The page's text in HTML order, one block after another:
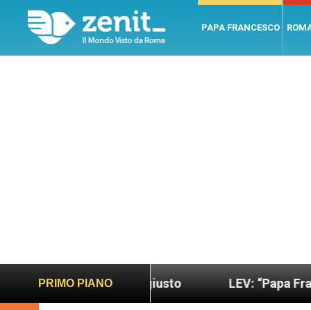
PAPA FRANCESCO
PRIMO PIANO
più sano e giusto LEV: “Papa Francesco. Un